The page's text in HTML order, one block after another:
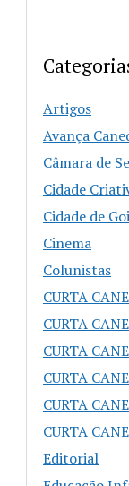
Artigos
Avança
Câmara de
Cidade
Cidade de
Cinema
Colunistas
CURTA
CURTA
CURTA
CURTA
CURTA
CURTA
Editorial